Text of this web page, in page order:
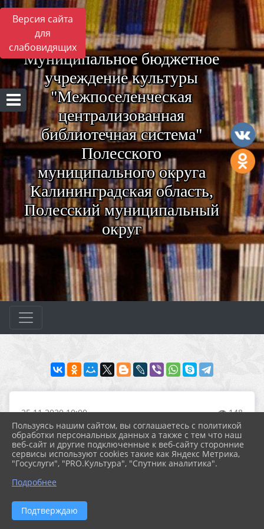
Версия сайта
для
слабовидящих
Муниципальное бюджетное
учреждение культуры
"Межпоселенческая
централизованная
библиотечная система"
Полесского
муниципального округа
Калининградская область,
Полесский муниципальный
округ
25.11.2020 10:00 148
КОНТАКТЫ
Обратная связь
Пользуясь нашим сайтом, вы соглашаетесь с политикой
обработки персональных данных а также с тем что наш
веб-сайт и другие подключенные к веб-сайту сторонние
сервисы используют cookies такие как Яндекс Метрика,
"Госуслуги", "PRO.Культура", "Спутник аналитика".
Подробнее
Подтверждаю